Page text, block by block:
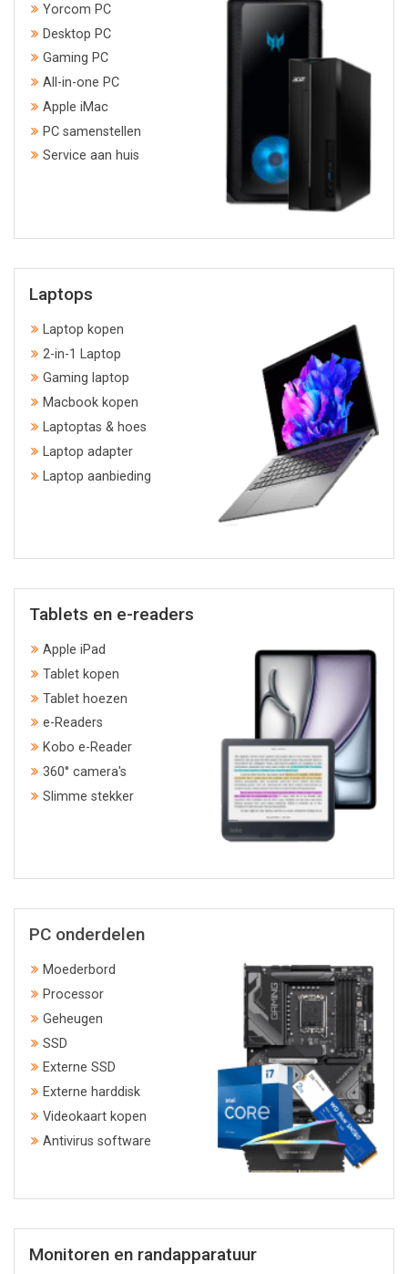
Yorcom PC
Desktop PC
Gaming PC
All-in-one PC
Apple iMac
PC samenstellen
Service aan huis
Laptops
Laptop kopen
2-in-1 Laptop
Gaming laptop
Macbook kopen
Laptoptas & hoes
Laptop adapter
Laptop aanbieding
Tablets en e-readers
Apple iPad
Tablet kopen
Tablet hoezen
e-Readers
Kobo e-Reader
360° camera's
Slimme stekker
PC onderdelen
Moederbord
Processor
Geheugen
SSD
Externe SSD
Externe harddisk
Videokaart kopen
Antivirus software
Monitoren en randapparatuur